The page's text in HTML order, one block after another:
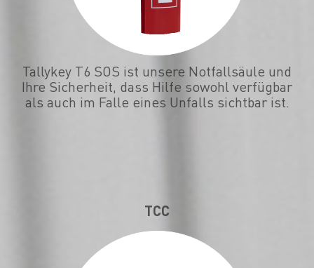
Tallykey T6 SOS ist unsere Notfallsäule und
Ihre Sicherheit, dass Hilfe sowohl verfügbar
als auch im Falle eines Unfalls sichtbar ist.
TCC